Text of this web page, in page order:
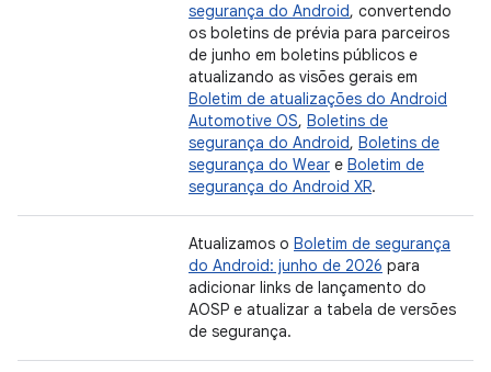
segurança do Android, convertendo
os boletins de prévia para parceiros
de junho em boletins públicos e
atualizando as visões gerais em
Boletim de atualizações do Android
Automotive OS, Boletins de
segurança do Android, Boletins de
segurança do Wear e Boletim de
segurança do Android XR.
Atualizamos o Boletim de segurança
do Android: junho de 2026 para
adicionar links de lançamento do
AOSP e atualizar a tabela de versões
de segurança.